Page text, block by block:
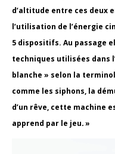
d’altitude entre ces deux
l’utilisation de l’énergie
5 dispositifs. Au passage
techniques utilisées dans
blanche » selon la
comme les siphons, la
d’un rêve, cette machine
apprend par le jeu.»